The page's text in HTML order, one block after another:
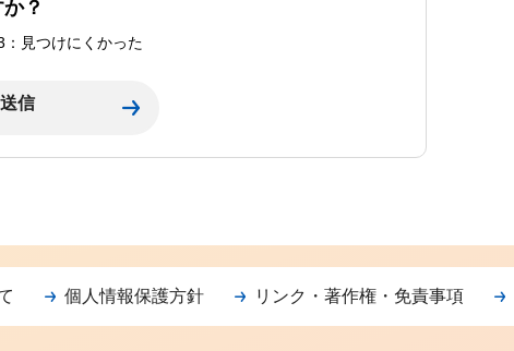
？
：見つけにくかった
個人情報保護方針 リンク・著作権・免責事項